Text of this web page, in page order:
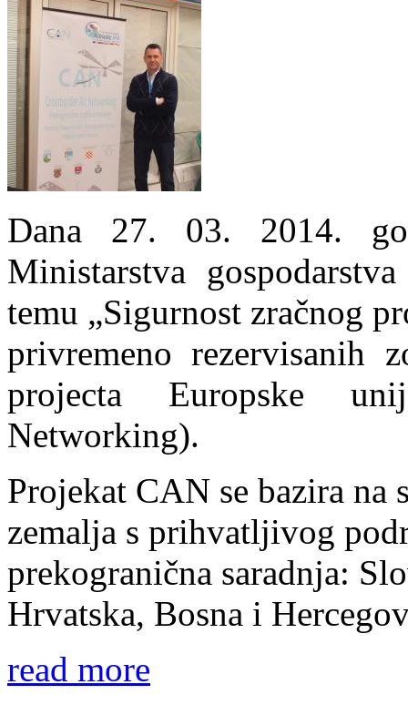
Dana 27. 03. 2014.
Ministarstva
temu „Sigurnost zračnog
privremeno rezervisanih
projecta Europske
Networking).
Projekat CAN se bazira na
zemalja s prihvatljivog
prekogranična saradnja:
Hrvatska, Bosna i
read more